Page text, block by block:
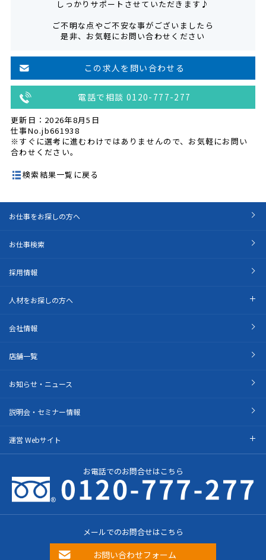
しっかりサポートさせていただきます♪
ご不明な点やご不安な事がございましたら
是非、お気軽にお問い合わせください
この求人を問い合わせる
電話で相談 0120-777-277
更新日：2026年8月5日
仕事No.jb661938
※すぐに選考に進むわけではありませんので、お気軽にお問い
合わせください。
検索結果一覧に戻る
お仕事をお探しの方へ
お仕事検索
採用情報
人材をお探しの方へ
会社情報
店舗一覧
お知らせ・ニュース
説明会・セミナー情報
運営 Webサイト
お電話でのお問合せはこちら
メールでのお問合せはこちら
お問い合わせフォーム